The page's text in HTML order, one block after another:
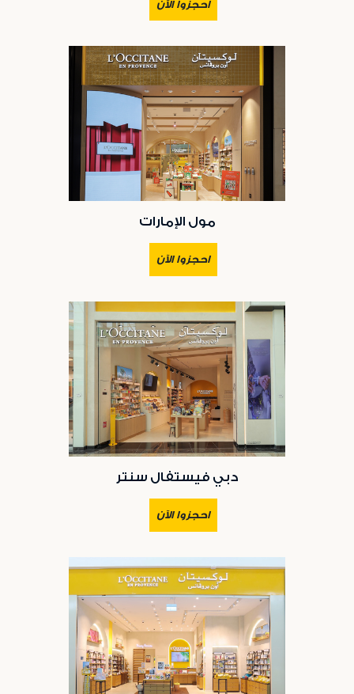
احجزوا الآن
مول الإمارات
احجزوا الآن
دبي فيستفال سنتر
احجزوا الآن